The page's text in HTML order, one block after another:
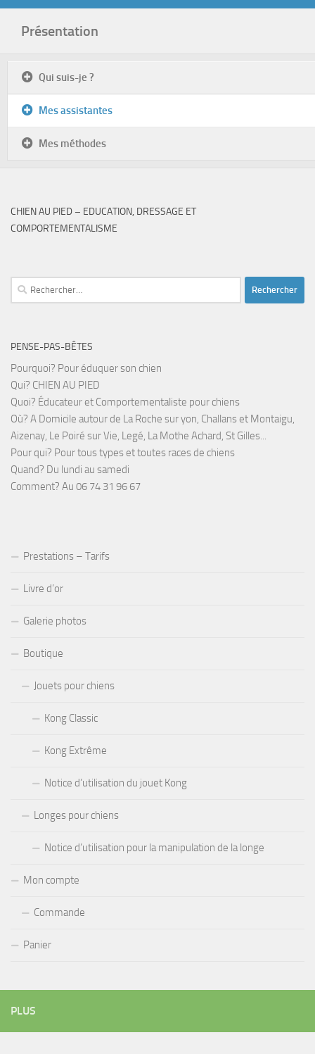
Présentation
Qui suis-je ?
Mes assistantes
Mes méthodes
CHIEN AU PIED – EDUCATION, DRESSAGE ET
COMPORTEMENTALISME
Rechercher :
PENSE-PAS-BÊTES
Pourquoi? Pour éduquer son chien
Qui? CHIEN AU PIED
Quoi? Éducateur et Comportementaliste pour chiens
Où? A Domicile autour de La Roche sur yon, Challans et Montaigu,
Aizenay, Le Poiré sur Vie, Legé, La Mothe Achard, St Gilles...
Pour qui? Pour tous types et toutes races de chiens
Quand? Du lundi au samedi
Comment? Au 06 74 31 96 67
Prestations – Tarifs
Livre d’or
Galerie photos
Boutique
Jouets pour chiens
Kong Classic
Kong Extrême
Notice d’utilisation du jouet Kong
Longes pour chiens
Notice d’utilisation pour la manipulation de la longe
Mon compte
Commande
Panier
PLUS